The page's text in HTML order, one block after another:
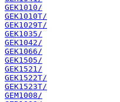
GEK1010/
GEK1010T/
GEK1029T/
GEK1035/
GEK1042/
GEK1066/
GEK1505/
GEK1521/
GEK1522T/
GEK1523T/
GEM1008/